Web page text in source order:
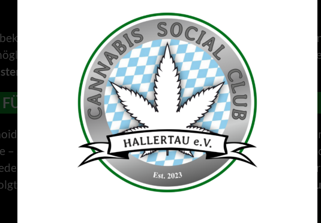
Siedepunkte für Cannabinoide, ab denen sie sich
Palette an Cannabinoiden (und somit ein
liegt bei Cannabis bei 180 – 210 °C.
CANNABINOIDE
lösen sich grundsätzlich zwischen 157 und 220 °C. Alle
– somit können die Temperatureinstellungen Deines Vapes
Richtung psychisches High (niedrigere Temperaturen)
eine Übersicht der
wichtigsten Cannabinoide, ihrer